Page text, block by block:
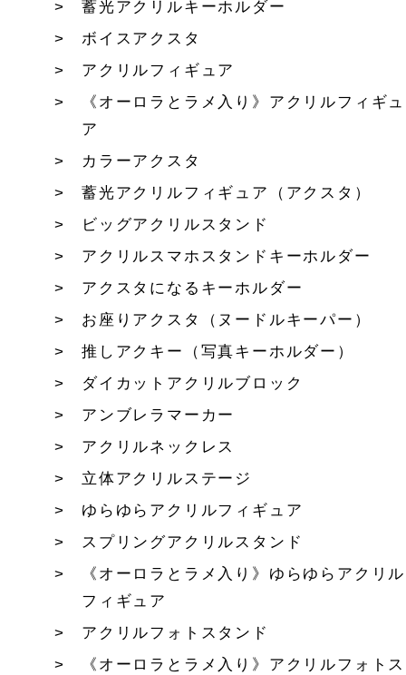
蓄光アクリルキーホルダー
ボイスアクスタ
アクリルフィギュア
《オーロラとラメ入り》アクリルフィギュ
ア
カラーアクスタ
蓄光アクリルフィギュア（アクスタ）
ビッグアクリルスタンド
アクリルスマホスタンドキーホルダー
アクスタになるキーホルダー
お座りアクスタ（ヌードルキーパー）
推しアクキー（写真キーホルダー）
ダイカットアクリルブロック
アンブレラマーカー
アクリルネックレス
立体アクリルステージ
ゆらゆらアクリルフィギュア
スプリングアクリルスタンド
《オーロラとラメ入り》ゆらゆらアクリル
フィギュア
アクリルフォトスタンド
《オーロラとラメ入り》アクリルフォトス